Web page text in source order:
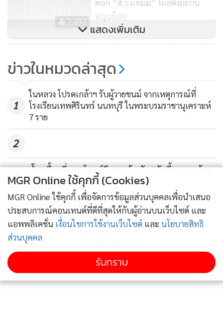
2,494
ตอก “ส.ว.แทมมี่” โผล่ดึงมะกัน
หนุนม็อบ
200
กษัตริย์โมร็อกโกมีพระราชโองการ
แสดงเพิ่มเติม
ข่าวในหมวดล่าสุด
1
ในหลวง โปรดเกล้าฯ รับผู้วายชนม์ จากเหตุการณ์ที่
โรงเรียนเทพศิรินทร์ นนทบุรี ในพระบรมราชานุเคราะห์
7 ราย
2
3
น้ำตารื้น! พี่มอส โพสต์ถึงฮลุนน้องรัก “วันนี้ขอนอนด้วย
นะ นอนเหงาคนเดียวตั้งนานเนอะ”
4
กัมพูชาเคลม ทูตทหารจีนไม่เคยห้ามใช้อาวุธจีนสู้รบกับ
ไทย
MGR Online ใช้คุกกี้ (Cookies)
MGR Online ใช้คุกกี้ เพื่อจัดการข้อมูลส่วนบุคคลเพื่อนำเสนอ
ประสบการณ์คอนเทนต์ที่ดีที่สุดให้กับผู้อ่านบนเว็บไซต์ และ
แอพพลิเคชั่น เงื่อนไขการใช้งานเว็บไซต์ และ นโยบายสิทธิ
ส่วนบุคคล
รับทราบ